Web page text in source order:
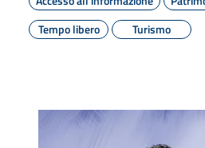
Tempo libero
Turismo